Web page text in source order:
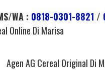
WA : 0818-0301-8821 /
Online Di Marisa
Agen AG Cereal Original Di